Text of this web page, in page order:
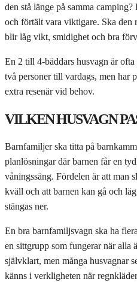
den stå länge på samma
och förtält vara viktigare. Ska den
blir låg vikt, smidighet och bra
En 2 till 4-bäddars husvagn är
två personer till vardags, men har
extra resenär vid behov.
VILKEN HUSVAGN
Barnfamiljer ska titta på
planlösningar där barnen får en
våningssäng. Fördelen är att man
kväll och att barnen kan gå och
stängas ner.
En bra barnfamiljsvagn ska ha
en sittgrupp som fungerar när alla
självklart, men många husvagnar
känns i verkligheten när